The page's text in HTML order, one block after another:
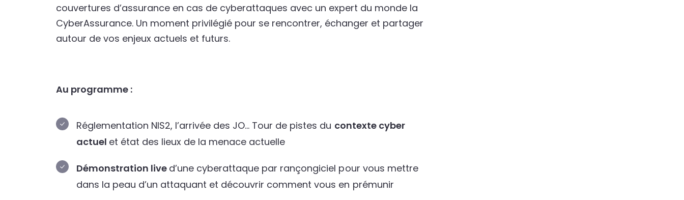
couvertures d’assurance en cas de cyberattaques avec un expert du monde la
CyberAssurance. Un moment privilégié pour se rencontrer, échanger et partager
autour de vos enjeux actuels et futurs.
Au programme :
Réglementation NIS2, l’arrivée des JO… Tour de pistes du contexte cyber
actuel et état des lieux de la menace actuelle
Démonstration live d’une cyberattaque par rançongiciel pour vous mettre
dans la peau d’un attaquant et découvrir comment vous en prémunir